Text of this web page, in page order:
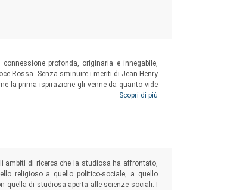
profonda, originaria e innegabile,
Rossa. Senza sminuire i meriti di Jean Henry
la prima ispirazione gli venne da quanto vide
suo clero, si dedicò con totale abnegazione al
Scopri di più
ambiti di ricerca che la studiosa ha affrontato,
religioso a quello politico-sociale, a quello
quella di studiosa aperta alle scienze sociali. I